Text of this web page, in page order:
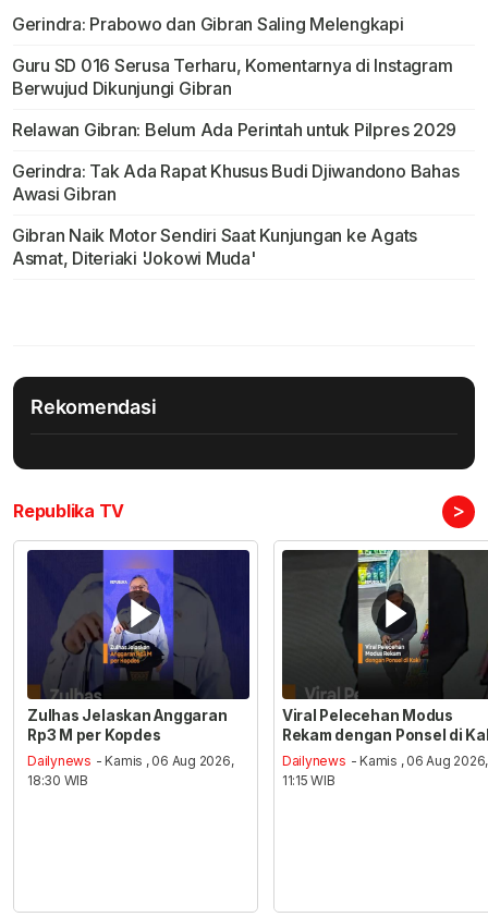
Gerindra: Prabowo dan Gibran Saling Melengkapi
Guru SD 016 Serusa Terharu, Komentarnya di Instagram
Berwujud Dikunjungi Gibran
Relawan Gibran: Belum Ada Perintah untuk Pilpres 2029
Gerindra: Tak Ada Rapat Khusus Budi Djiwandono Bahas
Awasi Gibran
Gibran Naik Motor Sendiri Saat Kunjungan ke Agats
Asmat, Diteriaki 'Jokowi Muda'
Rekomendasi
Republika TV >
Zulhas Jelaskan Anggaran
Rp3 M per Kopdes
Dailynews - Kamis , 06 Aug 2026,
18:30 WIB
Viral Pelecehan Modus
Rekam dengan Ponsel di
Dailynews - Kamis , 06 Aug 2026,
11:15 WIB